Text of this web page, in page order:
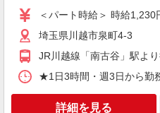
ヤオコー 川越新宿店
スーパーマー
＜パート時
日・時間帯によ
給1480円〜 ★
ださい
埼玉県川越
＜パート時給＞ 時給
埼玉県川越市泉町4-3
JR川越線「南古谷」駅よ
★1日3時間・週3日から勤
詳細を見る